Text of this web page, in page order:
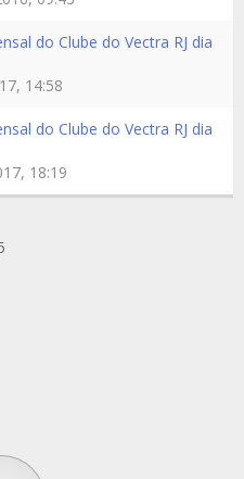
do Clube do Vectra RJ dia
14:58
do Clube do Vectra RJ dia
18:19